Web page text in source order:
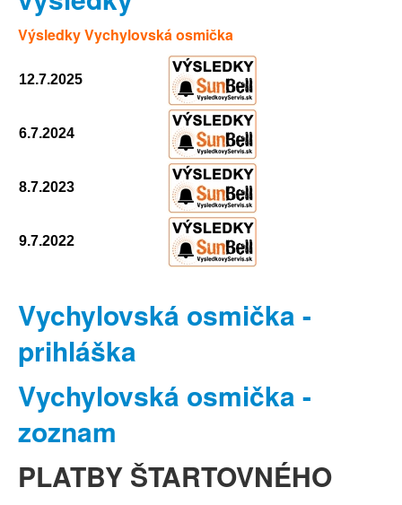
Výsledky Vychylovská osmička
12.7.2025
6.7.2024
8.7.2023
9.7.2022
Vychylovská osmička -
prihláška
Vychylovská osmička -
zoznam
PLATBY ŠTARTOVNÉHO